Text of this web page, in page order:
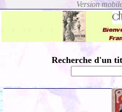
Recherche d'un